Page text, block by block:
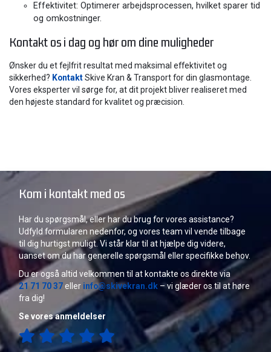
​Effektivitet: Optimerer arbejdsprocessen, hvilket sparer tid
og omkostninger.
Kontakt os i dag og hør om dine muligheder
Ønsker du et fejlfrit resultat med maksimal effektivitet og
sikkerhed? KontaktSkive Kran & Transport for din glasmontage.
Vores eksperter vil sørge for, at dit projekt bliver realiseret med
den højeste standard for kvalitet og præcision.
Kom i kontakt med os
Har du spørgsmål, eller har du brug for vores assistance?
Udfyld formularen nedenfor, og vores team vil vende tilbage
til dig hurtigst muligt. Vi står klar til at hjælpe dig videre,
uanset om du har generelle spørgsmål eller specifikke behov.
Du er også altid velkommen til at kontakte os direkte via
21 71 70 37eller info@skivekran.dk – vi glæder os til at høre
fra dig!
Se vores anmeldelser